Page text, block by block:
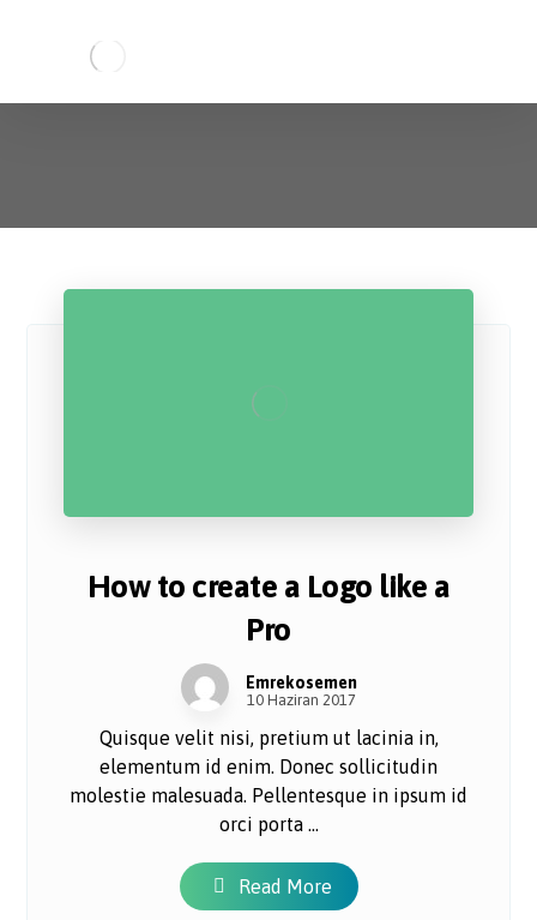
How to create a Logo like a
Pro
Emrekosemen
10 Haziran 2017
Quisque velit nisi, pretium ut lacinia in,
elementum id enim. Donec sollicitudin
molestie malesuada. Pellentesque in ipsum id
orci porta ...
Read More